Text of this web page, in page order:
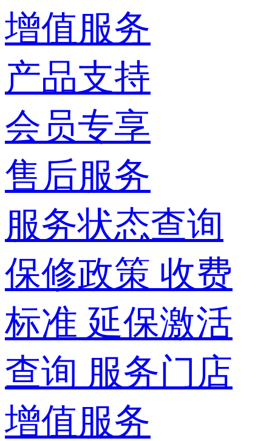
增值服务
产品支持
会员专享
售后服务
服务状态查询
保修政策 收费
标准 延保激活
查询 服务门店
增值服务